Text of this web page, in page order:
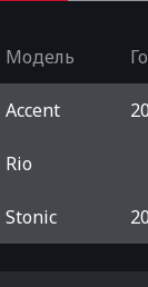
Модель
Accent
Rio
Stonic